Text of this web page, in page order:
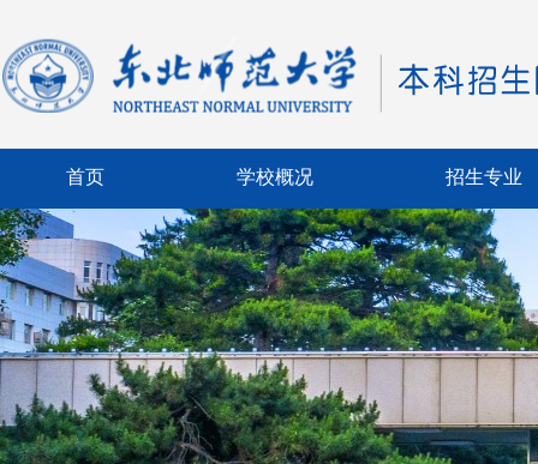
首页 学校概况 招生专业